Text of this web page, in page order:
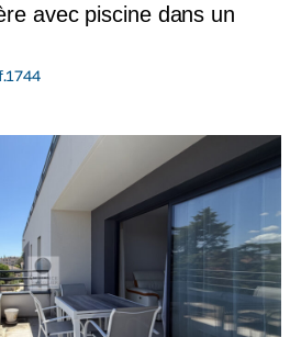
avec piscine dans un